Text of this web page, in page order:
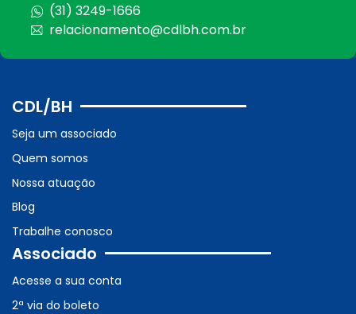
(31) 3249-1666
relacionamento@cdlbh.com.br
CDL/BH
Seja um associado
Quem somos
Nossa atuação
Blog
Trabalhe conosco
Associado
Acesse a sua conta
2ª via do boleto